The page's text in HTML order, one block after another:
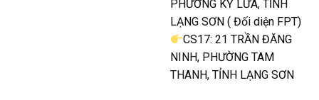
PHƯỜNG KỲ LỪA, TỈNH
LẠNG SƠN ( Đối diện FPT)
CS17: 21 TRẦN ĐĂNG
NINH, PHƯỜNG TAM
THANH, TỈNH LẠNG SƠN